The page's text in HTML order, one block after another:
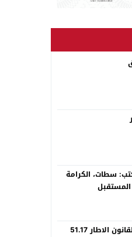
سطات، الكرامة
الاطار 51.17